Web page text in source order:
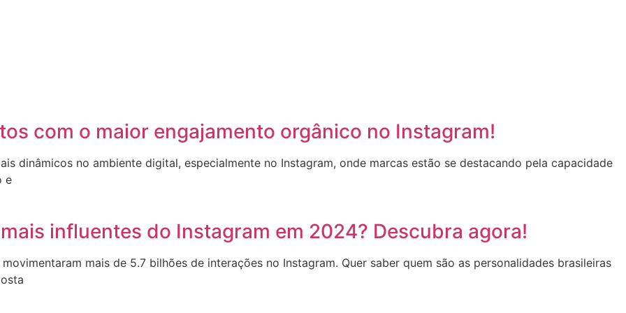
com o maior engajamento orgânico no Instagram!
dinâmicos no ambiente digital, especialmente no Instagram, onde marcas estão se destacando pela capacidade
e
influentes do Instagram em 2024? Descubra agora!
mais de 5.7 bilhões de interações no Instagram. Quer saber quem são as personalidades brasileiras